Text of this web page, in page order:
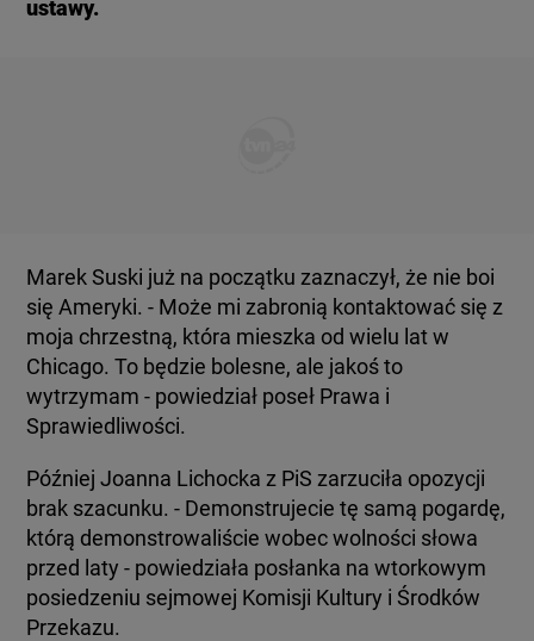
ustawy.
Marek Suski już na początku zaznaczył, że nie boi
się Ameryki. - Może mi zabronią kontaktować się z
moja chrzestną, która mieszka od wielu lat w
Chicago. To będzie bolesne, ale jakoś to
wytrzymam - powiedział poseł Prawa i
Sprawiedliwości.
Później Joanna Lichocka z PiS zarzuciła opozycji
brak szacunku. - Demonstrujecie tę samą pogardę,
którą demonstrowaliście wobec wolności słowa
przed laty - powiedziała posłanka na wtorkowym
posiedzeniu sejmowej Komisji Kultury i Środków
Przekazu.